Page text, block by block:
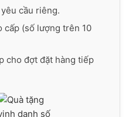
cầu riêng.
cấp (số lượng trên 10
cho đợt đặt hàng tiếp